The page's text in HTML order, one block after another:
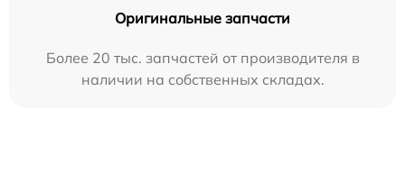
Оригинальные запчасти
Более 20 тыс. запчастей от производителя в
наличии на собственных складах.